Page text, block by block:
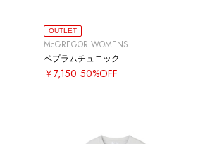
OUTLET
McGREGOR WOMENS
ペプラムチュニック
￥7,150 50%OFF